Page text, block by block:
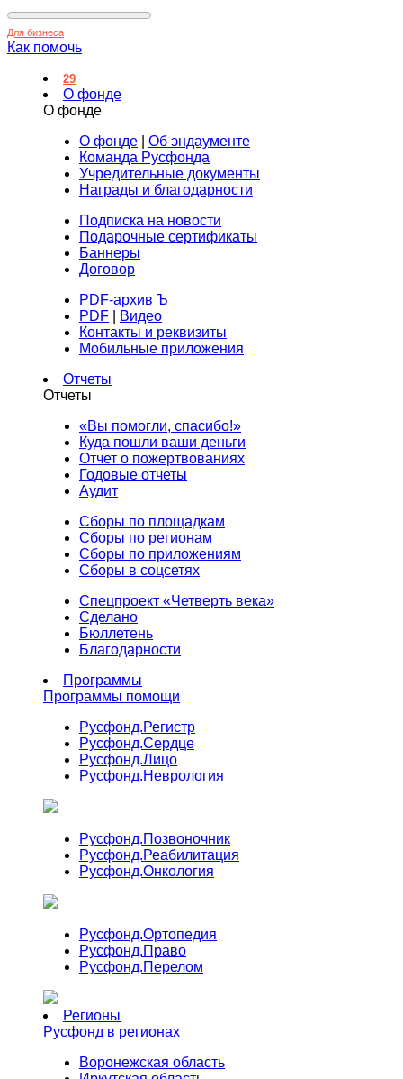
Для бизнеса
Как помочь
29
О фонде
О фонде
О фонде
Об эндаументе
Команда Русфонда
Учредительные документы
Награды и благодарности
Подписка на новости
Подарочные сертификаты
Баннеры
Договор
PDF-архив Ъ
PDF
Видео
Контакты и реквизиты
Мобильные приложения
Отчеты
Отчеты
«Вы помогли, спасибо!»
Куда пошли ваши деньги
Отчет о пожертвованиях
Годовые отчеты
Аудит
Сборы по площадкам
Сборы по регионам
Сборы по приложениям
Сборы в соцсетях
Спецпроект «Четверть века»
Сделано
Бюллетень
Благодарности
Программы
Программы помощи
Русфонд.Регистр
Русфонд.Сердце
Русфонд.Лицо
Русфонд.Неврология
Русфонд.Позвоночник
Русфонд.Реабилитация
Русфонд.Онкология
Русфонд.Ортопедия
Русфонд.Право
Русфонд.Перелом
Регионы
Русфонд в регионах
Воронежская область